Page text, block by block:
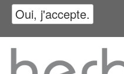
Oui, j'accepte.